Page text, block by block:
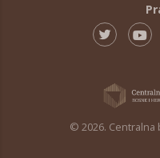
© 2026. Centralna